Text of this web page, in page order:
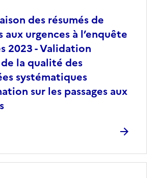
des résumés de
aux urgences à l’enquête
2023 - Validation
la qualité des
systématiques
sur les passages aux